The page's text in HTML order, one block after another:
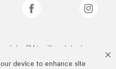
device to enhance site
3M tescilli markalarıdır.